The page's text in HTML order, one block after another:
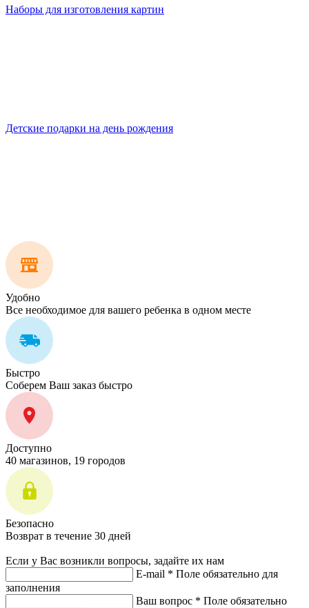
Наборы для изготовления картин
Детские подарки на день рождения
Удобно
Все необходимое для вашего ребенка в одном месте
Быстро
Соберем Ваш заказ быстро
Доступно
40 магазинов, 19 городов
Безопасно
Возврат в течение 30 дней
Если у Вас возникли вопросы, задайте их нам
E-mail * Поле обязательно для
заполнения
Ваш вопрос * Поле обязательно